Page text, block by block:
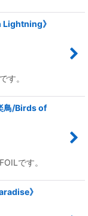
Lightning》
す。
鳥/Birds of
です。
》